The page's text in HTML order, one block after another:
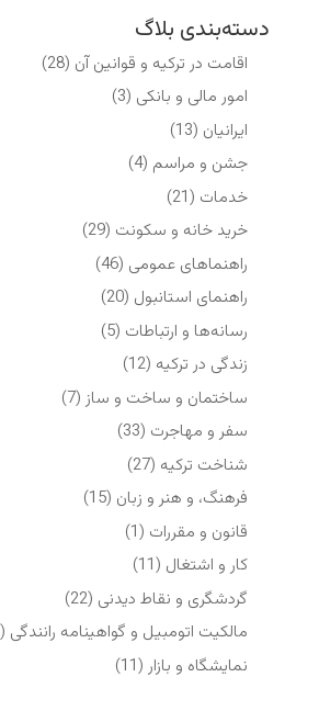
دسته‌بندی بلاگ
اقامت در ترکیه و قوانین آن (28)
امور مالی و بانکی (3)
ایرانیان (13)
جشن و مراسم (4)
خدمات (21)
خرید خانه و سکونت (29)
راهنماهای عمومی (46)
راهنمای استانبول (20)
رسانه‌ها و ارتباطات (5)
زندگی در ترکیه (12)
ساختمان و ساخت و ساز(7)
سفر و مهاجرت (33)
شناخت ترکیه (27)
فرهنگ، و هنر و زبان (15)
قانون و مقررات (1)
کار و اشتغال (11)
گردشگری و نقاط دیدنی (22)
مالکیت اتومبیل و گواهینامه رانندگی (7)
نمایشگاه‌ و بازار(11)